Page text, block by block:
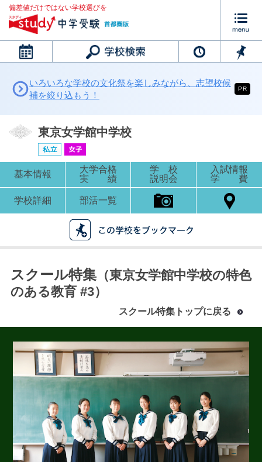
偏差値だけではない学校選びを
カレンダー
東京女学館中学校
ブックマークした学校
ブックマークした学校はありません
いろいろな学校の文化祭を楽しみながら、志望校候
補を絞り込もう！
PR
東京女学館中学校
基本情報
大学合格
実 績
学 校
説明会
入試情報
学 費
学校詳細 部活一覧
スクール特集（東京女学館中学校の特色
のある教育 #3）
スクール特集トップに戻る